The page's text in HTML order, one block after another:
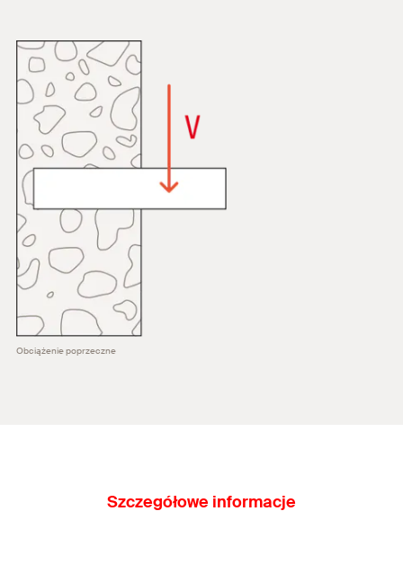
Obciążenie poprzeczne
Szczegółowe informacje